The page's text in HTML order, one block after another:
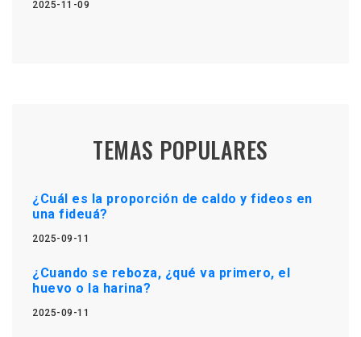
2025-11-09
TEMAS POPULARES
¿Cuál es la proporción de caldo y fideos en
una fideuá?
2025-09-11
¿Cuando se reboza, ¿qué va primero, el
huevo o la harina?
2025-09-11